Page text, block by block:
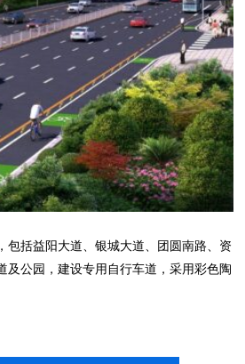
包括益阳大道、银城大道、团圆南路、资
及公园，建设专用自行车道，采用彩色陶